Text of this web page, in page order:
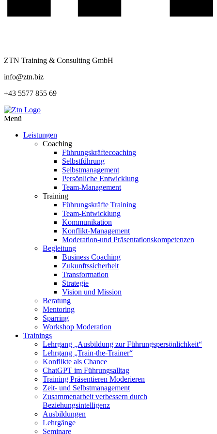
ZTN Training & Consulting GmbH
info@ztn.biz
+43 5577 855 69
Menü
Leistungen
Coaching
Führungskräftecoaching
Selbstführung
Selbstmanagement
Persönliche Entwicklung
Team-Management
Training
Führungskräfte Training
Team-Entwicklung
Kommunikation
Konflikt-Management
Moderation-und Präsentationskompetenzen
Begleitung
Business Coaching
Zukunftssicherheit
Transformation
Strategie
Vision und Mission
Beratung
Mentoring
Sparring
Workshop Moderation
Trainings
Lehrgang „Ausbildung zur Führungspersönlichkeit“
Lehrgang „Train-the-Trainer“
Konflikte als Chance
ChatGPT im Führungsalltag
Training Präsentieren Moderieren
Zeit- und Selbstmanagement
Zusammenarbeit verbessern durch
Beziehungsintelligenz
Ausbildungen
Lehrgänge
Seminare